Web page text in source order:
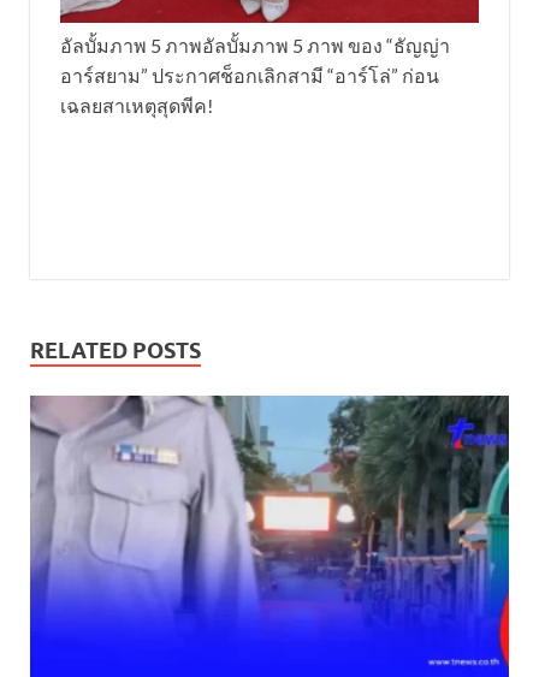
อัลบั้มภาพ 5 ภาพอัลบั้มภาพ 5 ภาพ ของ “ธัญญ่า
อาร์สยาม” ประกาศช็อกเลิกสามี “อาร์โล่” ก่อน
เฉลยสาเหตุสุดพีค!
RELATED POSTS